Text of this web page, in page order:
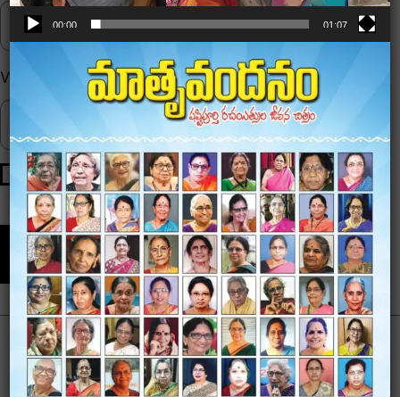
Website
Save my name, email, and website in this browser for
the next time I comment.
00:00 01:07